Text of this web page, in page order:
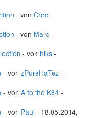
- von Croc -
- von Marc -
- von hiks -
- von zPureHaTez -
- von A to the K84 -
- von Paul - 18.05.2014,